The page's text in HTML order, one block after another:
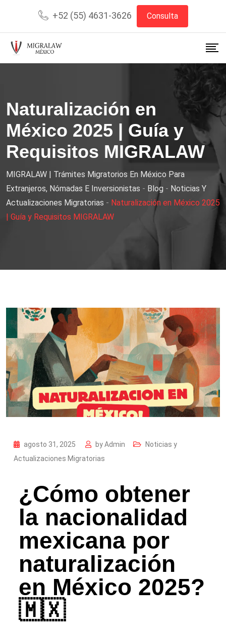
+52 (55) 4631-3626 Consulta
Naturalización en
México 2025 | Guía y
Requisitos MIGRALAW
MIGRALAW | Trámites Migratorios En México Para
Extranjeros, Nómadas E Inversionistas - Blog - Noticias Y
Actualizaciones Migratorias - Naturalización en México 2025
| Guía y Requisitos MIGRALAW
agosto 31, 2025 byAdmin
Noticias y
Actualizaciones Migratorias
¿Cómo obtener
la nacionalidad
mexicana por
naturalización
en México 2025?
🇲🇽